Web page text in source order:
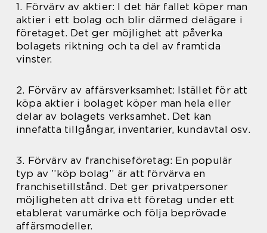
1. Förvärv av aktier: I det här fallet köper man
aktier i ett bolag och blir därmed delägare i
företaget. Det ger möjlighet att påverka
bolagets riktning och ta del av framtida
vinster.
2. Förvärv av affärsverksamhet: Istället för att
köpa aktier i bolaget köper man hela eller
delar av bolagets verksamhet. Det kan
innefatta tillgångar, inventarier, kundavtal osv.
3. Förvärv av franchiseföretag: En populär
typ av ”köp bolag” är att förvärva en
franchisetillstånd. Det ger privatpersoner
möjligheten att driva ett företag under ett
etablerat varumärke och följa beprövade
affärsmodeller.